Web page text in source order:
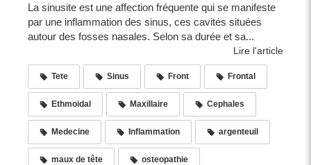
La sinusite est une affection fréquente qui se manifeste
par une inflammation des sinus, ces cavités situées
autour des fosses nasales. Selon sa durée et sa...
Lire l'article
Tete Sinus Front Frontal
Ethmoidal Maxillaire Cephales
Medecine Inflammation argenteuil
maux de tête osteopathie